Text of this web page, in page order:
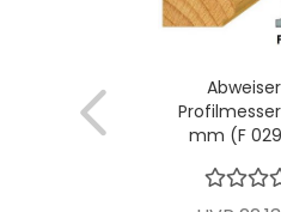
mm (F 029